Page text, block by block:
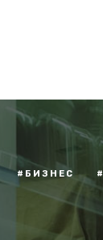
#БИЗНЕС